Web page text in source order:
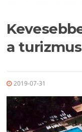
a
2019-07-31